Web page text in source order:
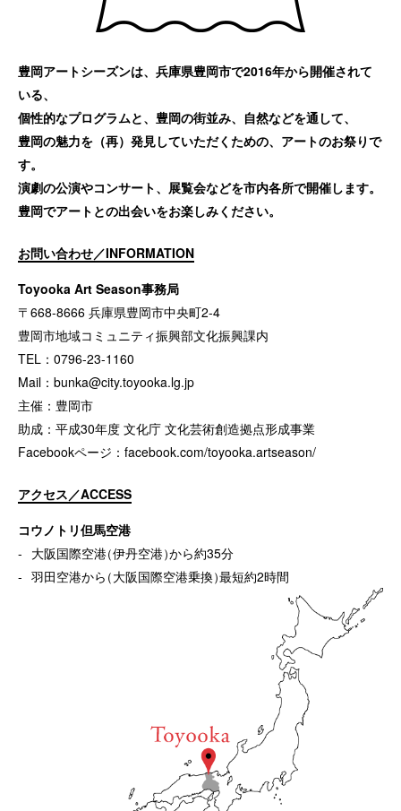
豊岡アートシーズンは、兵庫県豊岡市で2016年から開催されて
いる、
個性的なプログラムと、豊岡の街並み、自然などを通して、
豊岡の魅力を（再）発見していただくための、アートのお祭りで
す。
演劇の公演やコンサート、展覧会などを市内各所で開催します。
豊岡でアートとの出会いをお楽しみください。
お問い合わせ／INFORMATION
Toyooka Art Season事務局
〒668-8666 兵庫県豊岡市中央町2-4
豊岡市地域コミュニティ振興部文化振興課内
TEL：0796-23-1160
Mail： bunka@city.toyooka.lg.jp
主催：豊岡市
助成：平成30年度 文化庁 文化芸術創造拠点形成事業
Facebookページ： facebook.com/toyooka.artseason/
アクセス／ACCESS
コウノトリ但馬空港
大阪国際空港（伊丹空港）から約35分
羽田空港から（大阪国際空港乗換）最短約2時間